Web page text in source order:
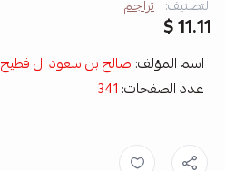
التصنيف: تراجم
11.11 $
اسم المؤلف: صالح بن سعود ال فطيح
عدد الصفحات: 341